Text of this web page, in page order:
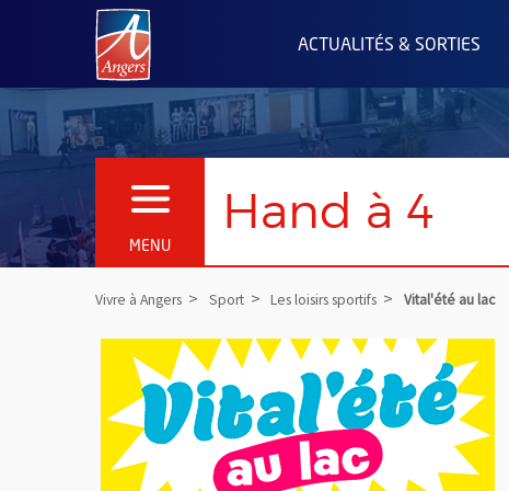
Angers.fr : Retour à l'accueil
ACTUALITÉS & SORTIES
MENU
OUVRIR LE MENU Hand à 4
Vivre à Angers Sport Les loisirs sportifs Vital'été au lac